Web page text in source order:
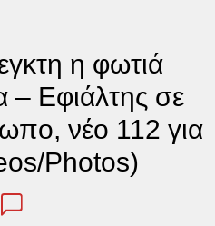
η φωτιά
– Εφιάλτης σε
νέο 112 για
Photos)